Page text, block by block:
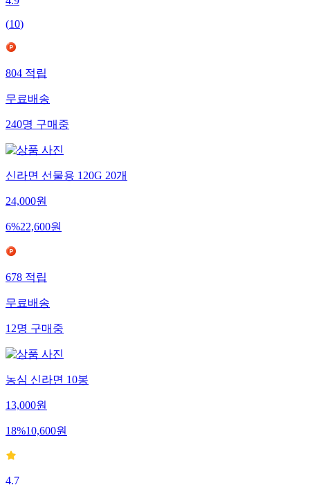
4.9
(10)
804적립
무료배송
240명구매중
신라면 선물용 120G 20개
24,000원
6%22,600원
678적립
무료배송
12명구매중
농심 신라면 10봉
13,000원
18%10,600원